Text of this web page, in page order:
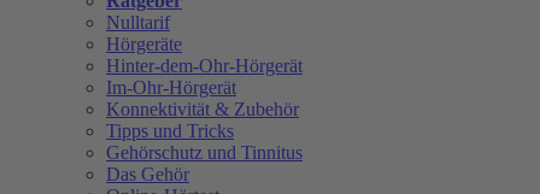
Nulltarif
Hörgeräte
Hinter-dem-Ohr-Hörgerät
Im-Ohr-Hörgerät
Konnektivität & Zubehör
Tipps und Tricks
Gehörschutz und Tinnitus
Das Gehör